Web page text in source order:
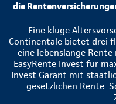
die
Eine kluge
Continentale bietet drei
eine lebenslange
EasyRente Invest für
Invest Garant mit
gesetzlichen Rente.